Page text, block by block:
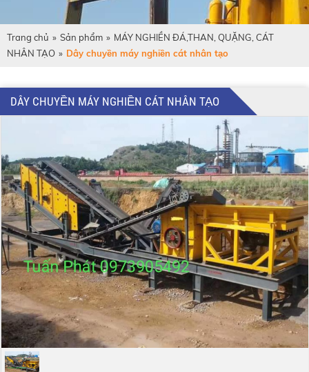
Trang chủ » Sản phẩm » MÁY NGHIỀN ĐÁ,THAN, QUẶNG, CÁT
NHÂN TẠO » Dây chuyền máy nghiền cát nhân tạo
DÂY CHUYỀN MÁY NGHIỀN CÁT NHÂN TẠO